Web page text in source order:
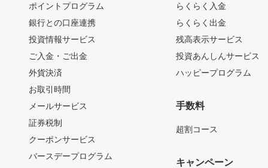
ポイントプログラム
銀行との口座連携
投資情報サービス
ご入金・ご出金
外貨決済
お取引時間
メールサービス
証券税制
クーポンサービス
バースデープログラム
らくらく入金
らくらく出金
残高表示サービス
投資あんしんサービス
ハッピープログラム
手数料
超割コース
キャンペーン